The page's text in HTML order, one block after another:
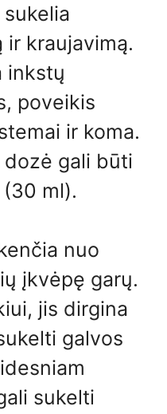
ir kraujavimą.
inkstų
poveikis
ir koma.
gali būti
ml).
nuo
įkvėpę garų.
jis dirgina
galvos
sukelti